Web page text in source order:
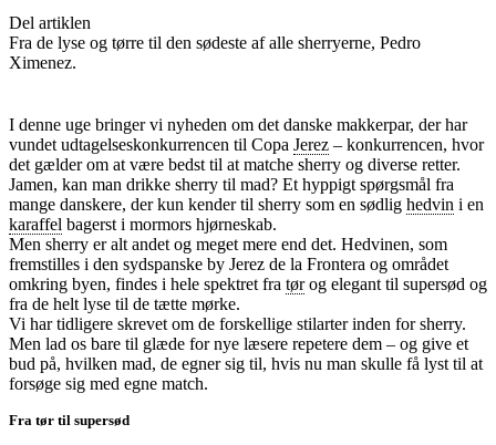
Del artiklen
Fra de lyse og tørre til den sødeste af alle sherryerne, Pedro
Ximenez.
I denne uge bringer vi nyheden om det danske makkerpar, der har
vundet udtagelseskonkurrencen til Copa Jerez – konkurrencen, hvor
det gælder om at være bedst til at matche sherry og diverse retter.
Jamen, kan man drikke sherry til mad? Et hyppigt spørgsmål fra
mange danskere, der kun kender til sherry som en sødlig hedvin i en
karaffel bagerst i mormors hjørneskab.
Men sherry er alt andet og meget mere end det. Hedvinen, som
fremstilles i den sydspanske by Jerez de la Frontera og området
omkring byen, findes i hele spektret fra tørog elegant til supersød og
fra de helt lyse til de tætte mørke.
Vi har tidligere skrevet om de forskellige stilarter inden for sherry.
Men lad os bare til glæde for nye læsere repetere dem – og give et
bud på, hvilken mad, de egner sig til, hvis nu man skulle få lyst til at
forsøge sig med egne match.
Fra tør til supersød